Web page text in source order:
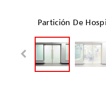
Partición De